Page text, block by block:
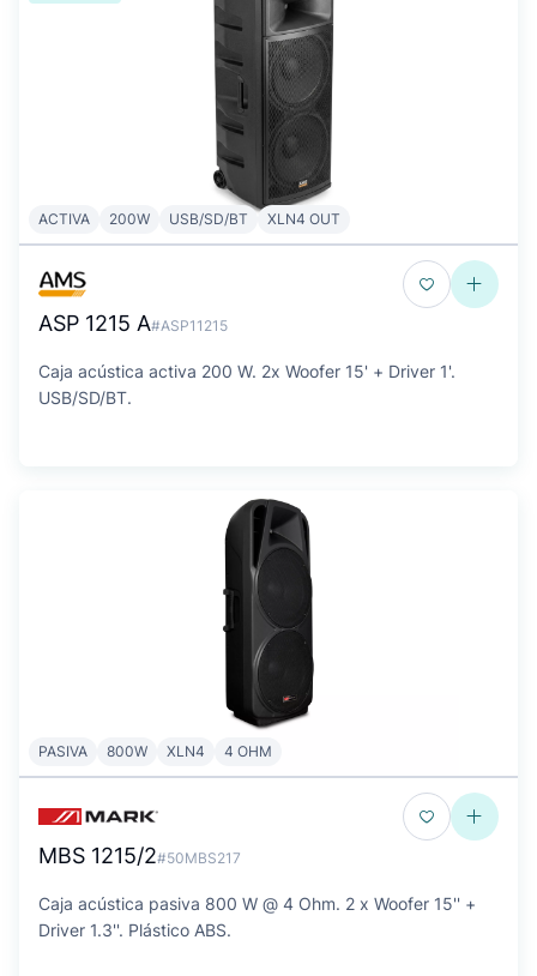
ACTIVA 200W USB/SD/BT XLN4 OUT
ASP 1215 A#ASP11215
Caja acústica activa 200 W. 2x Woofer 15' + Driver 1'.
USB/SD/BT.
PASIVA 800W XLN4 4 OHM
MBS 1215/2#50MBS217
Caja acústica pasiva 800 W @ 4 Ohm. 2 x Woofer 15'' +
Driver 1.3''. Plástico ABS.